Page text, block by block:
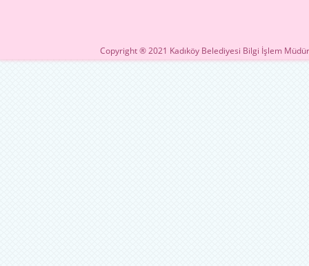
Copyright ® 2021 Kadıköy Belediyesi Bilgi İşlem